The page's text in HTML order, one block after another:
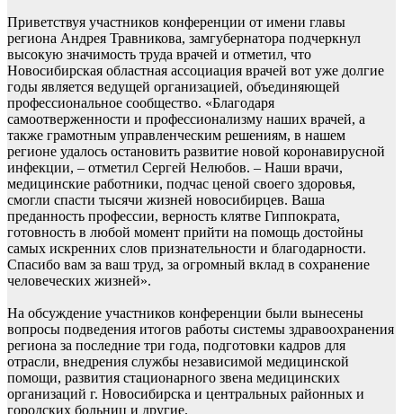
Приветствуя участников конференции от имени главы
региона Андрея Травникова, замгубернатора подчеркнул
высокую значимость труда врачей и отметил, что
Новосибирская областная ассоциация врачей вот уже долгие
годы является ведущей организацией, объединяющей
профессиональное сообщество. «Благодаря
самоотверженности и профессионализму наших врачей, а
также грамотным управленческим решениям, в нашем
регионе удалось остановить развитие новой коронавирусной
инфекции, – отметил Сергей Нелюбов. – Наши врачи,
медицинские работники, подчас ценой своего здоровья,
смогли спасти тысячи жизней новосибирцев. Ваша
преданность профессии, верность клятве Гиппократа,
готовность в любой момент прийти на помощь достойны
самых искренних слов признательности и благодарности.
Спасибо вам за ваш труд, за огромный вклад в сохранение
человеческих жизней».
На обсуждение участников конференции были вынесены
вопросы подведения итогов работы системы здравоохранения
региона за последние три года, подготовки кадров для
отрасли, внедрения службы независимой медицинской
помощи, развития стационарного звена медицинских
организаций г. Новосибирска и центральных районных и
городских больниц и другие.